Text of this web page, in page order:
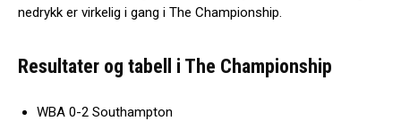
nedrykk er virkelig i gang i The Championship.
Resultater og tabell i The Championship
WBA 0-2 Southampton